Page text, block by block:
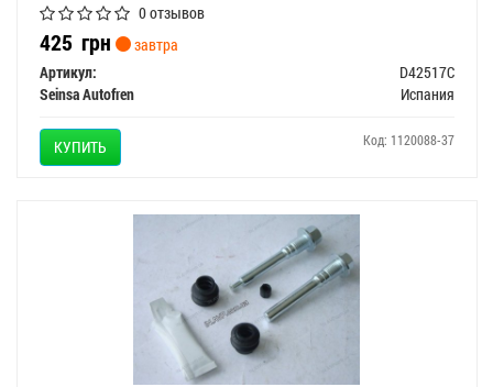
0 отзывов
425 грн
завтра
Артикул:
D42517C
Seinsa Autofren
Испания
КУПИТЬ Код: 1120088-37